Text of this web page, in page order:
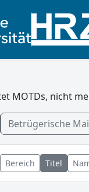
MOTDs, nicht
Betrügerische
Bereich Titel